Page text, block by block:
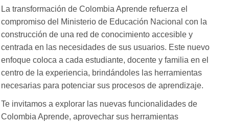
La transformación de Colombia Aprende refuerza el
compromiso del Ministerio de Educación Nacional con la
construcción de una red de conocimiento accesible y
centrada en las necesidades de sus usuarios. Este nuevo
enfoque coloca a cada estudiante, docente y familia en el
centro de la experiencia, brindándoles las herramientas
necesarias para potenciar sus procesos de aprendizaje.
Te invitamos a explorar las nuevas funcionalidades de
Colombia Aprende, aprovechar sus herramientas